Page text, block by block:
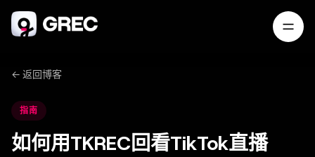
← 返回博客
指南
如何用TKREC回看TikTok直播